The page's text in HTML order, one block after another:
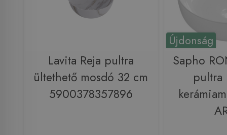
Lavita Reja pultra
ültethető mosdó 32 cm
5900378357896
Újdonság
Sapho
pultra